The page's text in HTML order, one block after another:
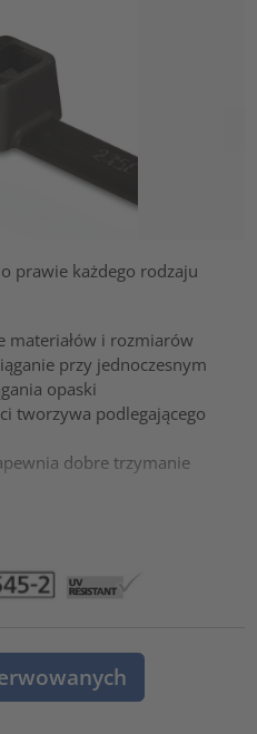
prawie każdego rodzaju
materiałów i rozmiarów
przy jednoczesnym
opaski
tworzywa podlegającego
dobre trzymanie